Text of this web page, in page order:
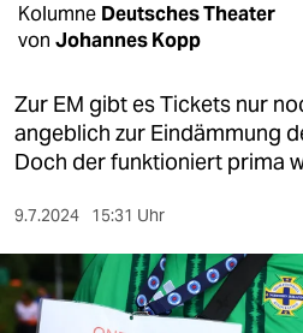
gesellschaft
kultur
sport
berlin
nord
wahrheit
Kolumne Deutsches Theater
von Johannes Kopp
Zur EM gibt es Tickets nur
angeblich zur Eindämmung
Doch der funktioniert prima
9.7.2024 15:31 Uhr